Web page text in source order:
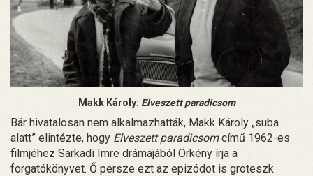
Makk Károly: Elveszett paradicsom
Bár hivatalosan nem alkalmazhatták, Makk Károly „suba
alatt” elintézte, hogy Elveszett paradicsomcímű 1962-es
filmjéhez Sarkadi Imre drámájából Örkény írja a
forgatókönyvet. Ő persze ezt az epizódot is groteszk